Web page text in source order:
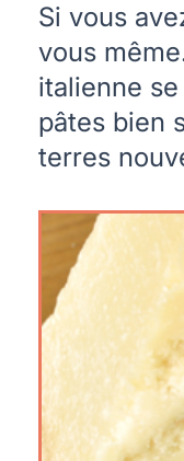
Si vous
vous
italienne
pâtes bien
terres